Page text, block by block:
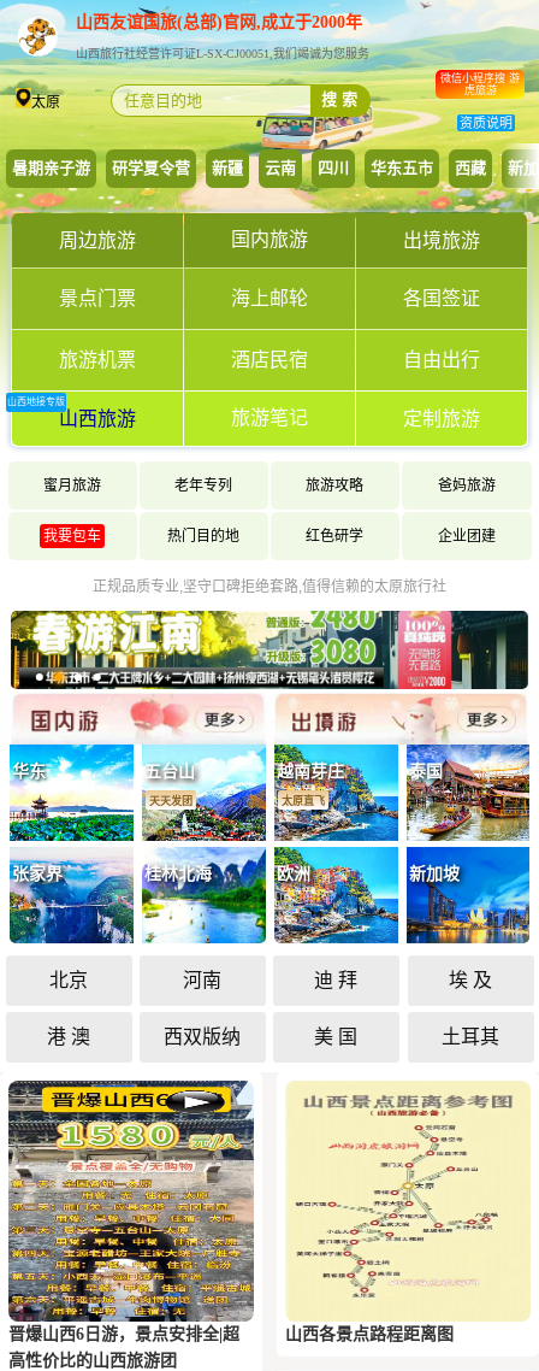
山西友谊国旅(总部)官网,成立于2000年
山西旅行社经营许可证L-SX-CJ00051,我们竭诚为您服务
太原 搜 索
微信小程序搜 游
虎旅游
资质说明
暑期亲子游 研学夏令营 新疆 云南 四川 华东五市 西藏 新
周边旅游 国内旅游 出境旅游
景点门票 海上邮轮 各国签证
旅游机票 酒店民宿 自由出行
山西旅游
山西地接专版
旅游笔记 定制旅游
蜜月旅游 老年专列 旅游攻略 爸妈旅游
我要包车 热门目的地 红色研学 企业团建
正规品质专业,坚守口碑拒绝套路,值得信赖的太原旅行社
华东 五台山
天天发团
越南芽庄
太原直飞
泰国
张家界 桂林北海 欧洲 新加坡
北京 河南 迪 拜 埃 及
港 澳 西双版纳 美 国 土耳其
晋爆山西6日游，景点安排全|超
高性价比的山西旅游团
山西各景点路程距离图